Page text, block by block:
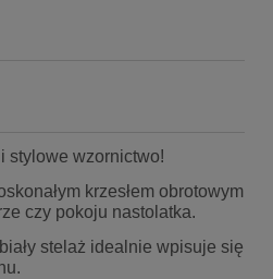
stylowe wzornictwo!
krzesłem obrotowym
czy pokoju nastolatka.
stelaż idealnie wpisuje się